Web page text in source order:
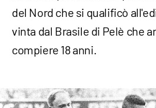
del Nord che si qualificò
vinta dal Brasile di Pelè che
compiere 18 anni.